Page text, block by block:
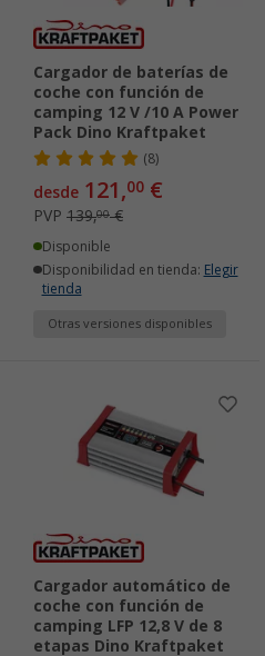
Cargador de baterías de
coche con función de
camping 12 V /10 A Power
Pack Dino Kraftpaket
(8)
desde 121,00 €
PVP 139,00€
Disponible
Disponibilidad en tienda: Elegir
tienda
Otras versiones disponibles
Cargador automático de
coche con función de
camping LFP 12,8 V de 8
etapas Dino Kraftpaket